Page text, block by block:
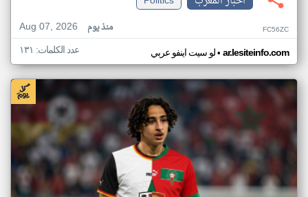
Aug 07, 2026
منذ يوم FC56ZC
لو سيت اينفو عربي• ar.lesiteinfo.com عدد الكلمات: ١٣١